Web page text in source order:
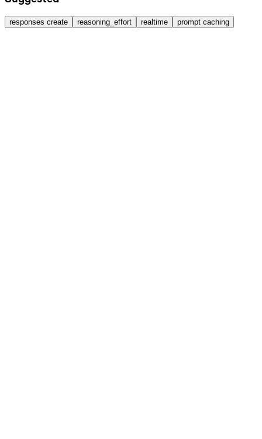
responses create reasoning_effort realtime prompt caching